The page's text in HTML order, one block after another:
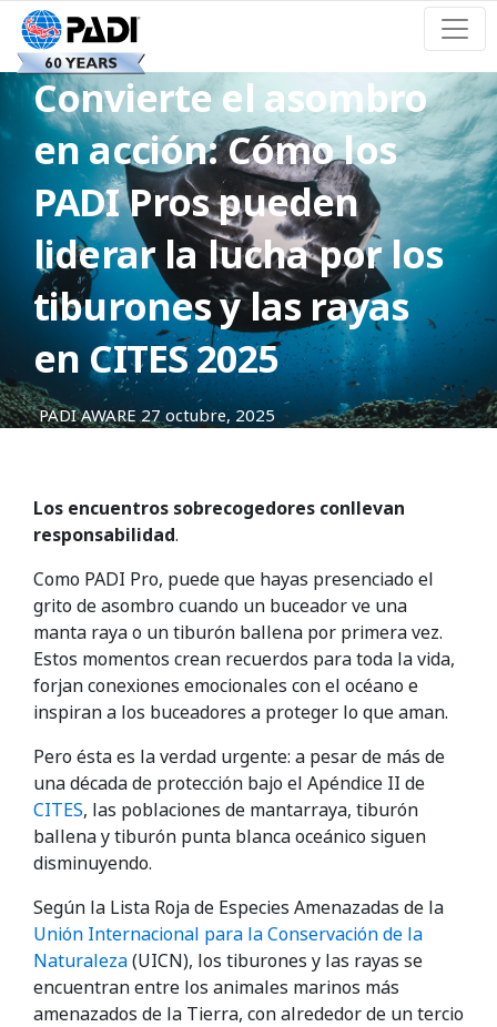
Convierte el asombro
en acción: Cómo los
PADI Pros pueden
liderar la lucha por los
tiburones y las rayas
en CITES 2025
PADI AWARE 27 octubre, 2025
Los encuentros sobrecogedores conllevan
responsabilidad.
Como PADI Pro, puede que hayas presenciado el
grito de asombro cuando un buceador ve una
manta raya o un tiburón ballena por primera vez.
Estos momentos crean recuerdos para toda la vida,
forjan conexiones emocionales con el océano e
inspiran a los buceadores a proteger lo que aman.
Pero ésta es la verdad urgente: a pesar de más de
una década de protección bajo el Apéndice II de
CITES, las poblaciones de mantarraya, tiburón
ballena y tiburón punta blanca oceánico siguen
disminuyendo.
Según la Lista Roja de Especies Amenazadas de la
Unión Internacional para la Conservación de la
Naturaleza(UICN), los tiburones y las rayas se
encuentran entre los animales marinos más
amenazados de la Tierra, con alrededor de un tercio